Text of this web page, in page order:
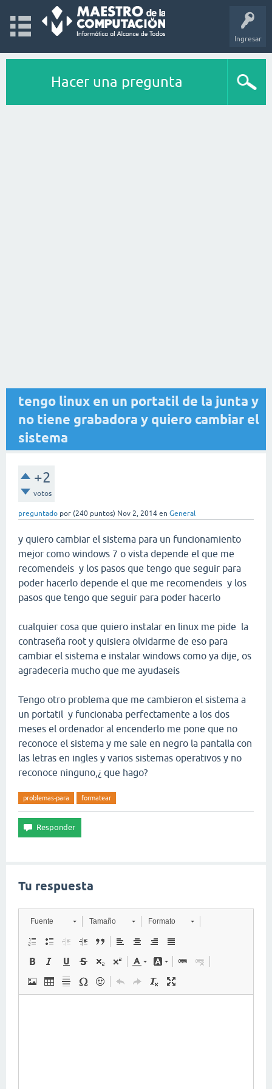
Ingresar
Hacer una pregunta
tengo linux en un portatil de la junta y
no tiene grabadora y quiero cambiar el
sistema
+2
votos
preguntado por (240 puntos) Nov 2, 2014 en General
y quiero cambiar el sistema para un funcionamiento
mejor como windows 7 o vista depende el que me
recomendeis y los pasos que tengo que seguir para
poder hacerlo depende el que me recomendeis y los
pasos que tengo que seguir para poder hacerlo
cualquier cosa que quiero instalar en linux me pide la
contraseña root y quisiera olvidarme de eso para
cambiar el sistema e instalar windows como ya dije, os
agradeceria mucho que me ayudaseis
Tengo otro problema que me cambieron el sistema a
un portatil y funcionaba perfectamente a los dos
meses el ordenador al encenderlo me pone que no
reconoce el sistema y me sale en negro la pantalla con
las letras en ingles y varios sistemas operativos y no
reconoce ninguno,¿ que hago?
problemas-para formatear
Tu respuesta
Fuente Tamaño Formato